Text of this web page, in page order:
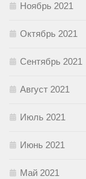
Ноябрь 2021
Октябрь 2021
Сентябрь 2021
Август 2021
Июль 2021
Июнь 2021
Май 2021